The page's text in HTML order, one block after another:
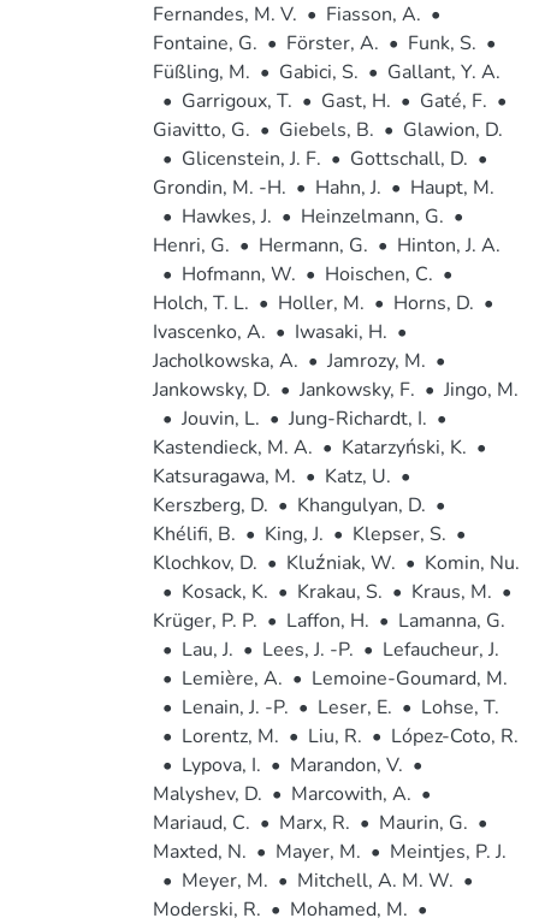
Fernandes, M. V. • Fiasson, A. •
Fontaine, G. • Förster, A. • Funk, S. •
Füßling, M. • Gabici, S. • Gallant, Y. A.
• Garrigoux, T. • Gast, H. • Gaté, F. •
Giavitto, G. • Giebels, B. • Glawion, D.
• Glicenstein, J. F. • Gottschall, D. •
Grondin, M. -H. • Hahn, J. • Haupt, M.
• Hawkes, J. • Heinzelmann, G. •
Henri, G. • Hermann, G. • Hinton, J. A.
• Hofmann, W. • Hoischen, C. •
Holch, T. L. • Holler, M. • Horns, D. •
Ivascenko, A. • Iwasaki, H. •
Jacholkowska, A. • Jamrozy, M. •
Jankowsky, D. • Jankowsky, F. • Jingo, M.
• Jouvin, L. • Jung-Richardt, I. •
Kastendieck, M. A. • Katarzyński, K. •
Katsuragawa, M. • Katz, U. •
Kerszberg, D. • Khangulyan, D. •
Khélifi, B. • King, J. • Klepser, S. •
Klochkov, D. • Kluźniak, W. • Komin, Nu.
• Kosack, K. • Krakau, S. • Kraus, M. •
Krüger, P. P. • Laffon, H. • Lamanna, G.
• Lau, J. • Lees, J. -P. • Lefaucheur, J.
• Lemière, A. • Lemoine-Goumard, M.
• Lenain, J. -P. • Leser, E. • Lohse, T.
• Lorentz, M. • Liu, R. • López-Coto, R.
• Lypova, I. • Marandon, V. •
Malyshev, D. • Marcowith, A. •
Mariaud, C. • Marx, R. • Maurin, G. •
Maxted, N. • Mayer, M. • Meintjes, P. J.
• Meyer, M. • Mitchell, A. M. W. •
Moderski, R. • Mohamed, M. •